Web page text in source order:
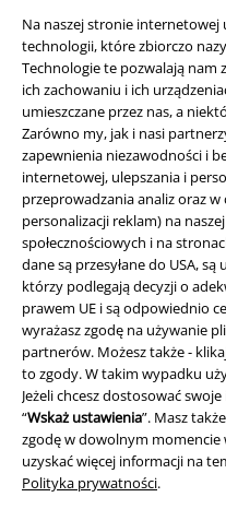
Na naszej stronie
technologii, które zbiorczo
Technologie te pozwalają nam
ich zachowaniu i ich
umieszczane przez nas, a
Zarówno my, jak i nasi
zapewnienia niezawodności i
internetowej, ulepszania i
przeprowadzania analiz oraz
personalizacji reklam) na
społecznościowych i na
dane są przesyłane do USA,
którzy podlegają decyzji o
prawem UE i są odpowiednio
wyrażasz zgodę na używanie
partnerów. Możesz także -
to zgody. W takim wypadku
Jeżeli chcesz dostosować
“Wskaż ustawienia”. Masz
zgodę w dowolnym momencie
uzyskać więcej informacji na
Polityka prywatności.
Ściągnij nową aplikację EMP
A Warner